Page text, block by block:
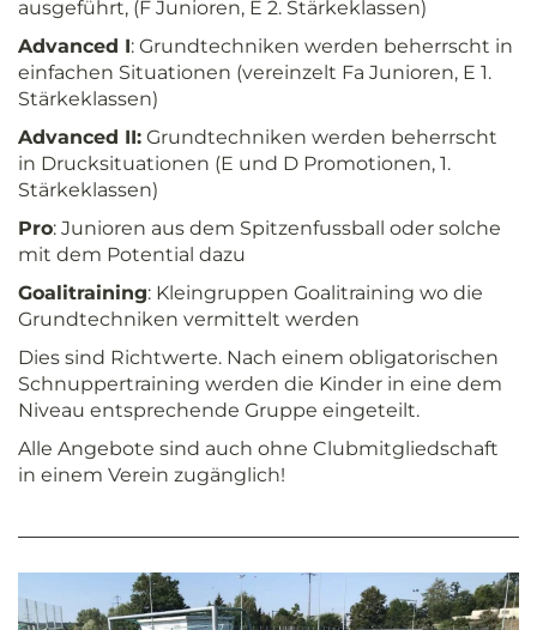
ausgeführt, (F Junioren, E 2. Stärkeklassen)
Advanced I: Grundtechniken werden beherrscht in
einfachen Situationen (vereinzelt Fa Junioren, E 1.
Stärkeklassen)
Advanced II: Grundtechniken werden beherrscht
in Drucksituationen (E und D Promotionen, 1.
Stärkeklassen)
Pro: Junioren aus dem Spitzenfussball oder solche
mit dem Potential dazu
Goalitraining: Kleingruppen Goalitraining wo die
Grundtechniken vermittelt werden
Dies sind Richtwerte. Nach einem obligatorischen
Schnuppertraining werden die Kinder in eine dem
Niveau entsprechende Gruppe eingeteilt.
Alle Angebote sind auch ohne Clubmitgliedschaft
in einem Verein zugänglich!